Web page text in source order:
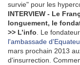
survie" pour les
INTERVIEW - Le
longuement, le
>> L’info . Le
l'ambassade
mars prochain 2013
d'insurrection.